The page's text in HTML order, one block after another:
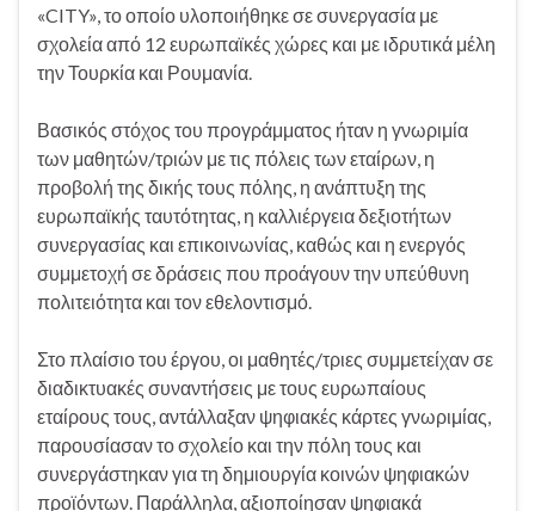
«CITY», το οποίο υλοποιήθηκε σε συνεργασία με
σχολεία από 12 ευρωπαϊκές χώρες και με ιδρυτικά μέλη
την Τουρκία και Ρουμανία.
Βασικός στόχος του προγράμματος ήταν η γνωριμία
των μαθητών/τριών με τις πόλεις των εταίρων, η
προβολή της δικής τους πόλης, η ανάπτυξη της
ευρωπαϊκής ταυτότητας, η καλλιέργεια δεξιοτήτων
συνεργασίας και επικοινωνίας, καθώς και η ενεργός
συμμετοχή σε δράσεις που προάγουν την υπεύθυνη
πολιτειότητα και τον εθελοντισμό.
Στο πλαίσιο του έργου, οι μαθητές/τριες συμμετείχαν σε
διαδικτυακές συναντήσεις με τους ευρωπαίους
εταίρους τους, αντάλλαξαν ψηφιακές κάρτες γνωριμίας,
παρουσίασαν το σχολείο και την πόλη τους και
συνεργάστηκαν για τη δημιουργία κοινών ψηφιακών
προϊόντων. Παράλληλα, αξιοποίησαν ψηφιακά